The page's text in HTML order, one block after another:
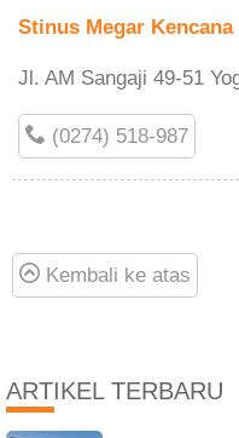
Stinus Megar Kencana
Jl. AM Sangaji 49-51
(0274) 518-987
Kembali ke atas
ARTIKEL TERBARU